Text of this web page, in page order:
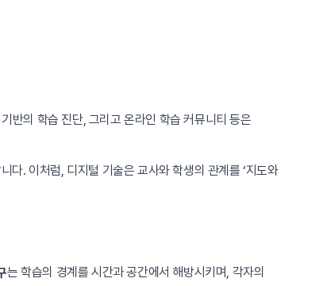
반의 학습 진단, 그리고 온라인 학습 커뮤니티 등은
다. 이처럼, 디지털 기술은 교사와 학생의 관계를 ‘지도와
는 학습의 경계를 시간과 공간에서 해방시키며, 각자의